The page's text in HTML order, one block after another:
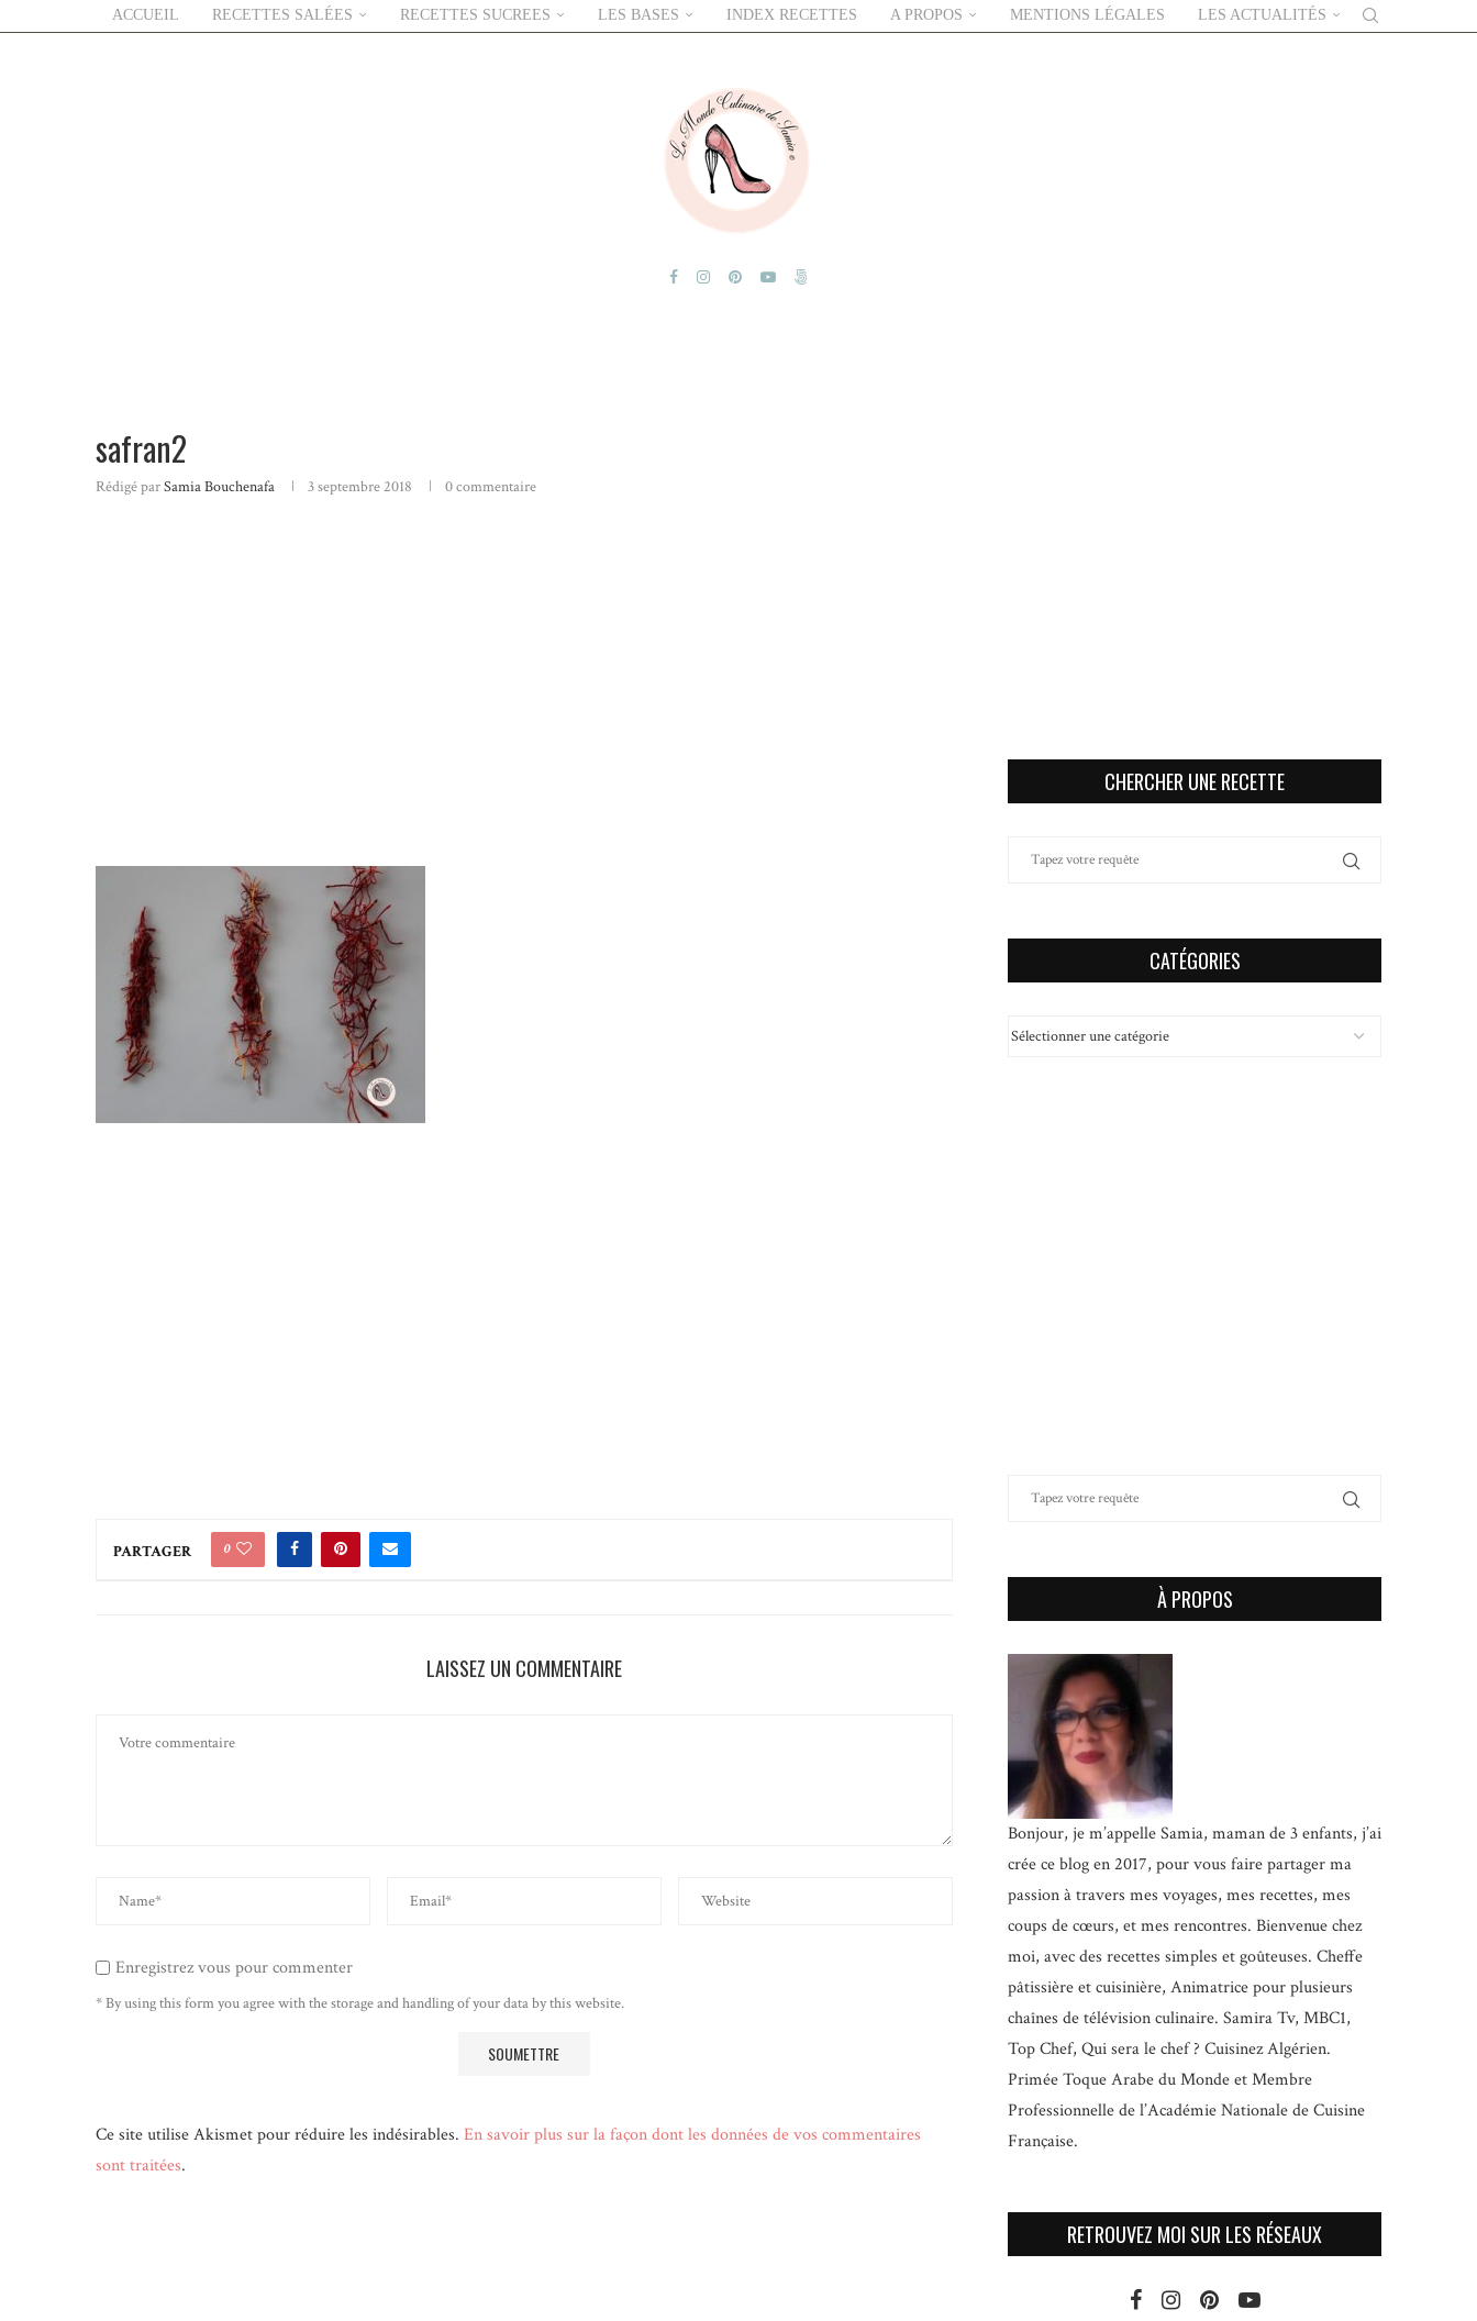
ACCUEIL RECETTES SALÉES RECETTES SUCREES LES BASES INDEX RECETTES A PROPOS MENTIONS LÉGALES LES ACTUALITÉS
safran2
Rédigé parSamia Bouchenafa 3 septembre 2018 0 commentaire
PARTAGER 0
LAISSEZ UN COMMENTAIRE
Enregistrez vous pour commenter
* By using this form you agree with the storage and handling of your data by this website.
Ce site utilise Akismet pour réduire les indésirables. En savoir plus sur la façon dont les données de vos commentaires
sont traitées.
CHERCHER UNE RECETTE
CATÉGORIES
À PROPOS
Bonjour, je m’appelle Samia, maman de 3 enfants, j’ai
crée ce blog en 2017, pour vous faire partager ma
passion à travers mes voyages, mes recettes, mes
coups de cœurs, et mes rencontres. Bienvenue chez
moi, avec des recettes simples et goûteuses. Cheffe
pâtissière et cuisinière, Animatrice pour plusieurs
chaînes de télévision culinaire. Samira Tv, MBC1,
Top Chef, Qui sera le chef ? Cuisinez Algérien.
Primée Toque Arabe du Monde etMembre
Professionnelle de l’Académie Nationale de Cuisine
Française.
RETROUVEZ MOI SUR LES RÉSEAUX